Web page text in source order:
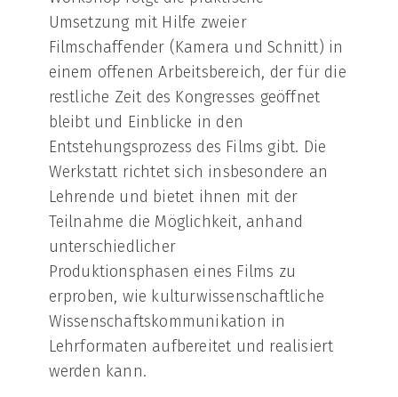
Umsetzung mit Hilfe zweier
Filmschaffender (Kamera und Schnitt) in
einem offenen Arbeitsbereich, der für die
restliche Zeit des Kongresses geöffnet
bleibt und Einblicke in den
Entstehungsprozess des Films gibt. Die
Werkstatt richtet sich insbesondere an
Lehrende und bietet ihnen mit der
Teilnahme die Möglichkeit, anhand
unterschiedlicher
Produktionsphasen eines Films zu
erproben, wie kulturwissenschaftliche
Wissenschaftskommunikation in
Lehrformaten aufbereitet und realisiert
werden kann.